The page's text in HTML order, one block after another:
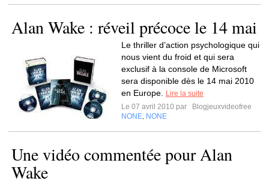
Alan Wake : réveil précoce le 14 mai
Le thriller d’action psychologique qui
nous vient du froid et qui sera
exclusif à la console de Microsoft
sera disponible dès le 14 mai 2010
en Europe.
Lire la suite
Le 07 avril 2010 par
Blogjeuxvideofree
NONE NONE
Une vidéo commentée pour Alan
Wake